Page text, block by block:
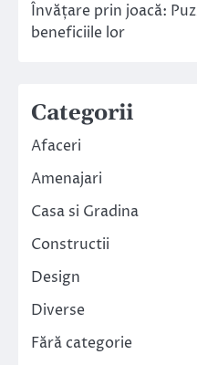
Învățare prin joacă:
beneficiile lor
Categorii
Afaceri
Amenajari
Casa si Gradina
Constructii
Design
Diverse
Fără categorie